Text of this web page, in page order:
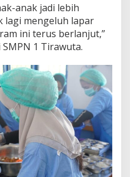
anak jadi lebih
lagi mengeluh lapar
ini terus berlanjut,”
1 Tirawuta.